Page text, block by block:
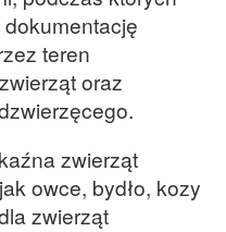
teren
oraz
zwierząt
owce, bydło, kozy
zwierząt